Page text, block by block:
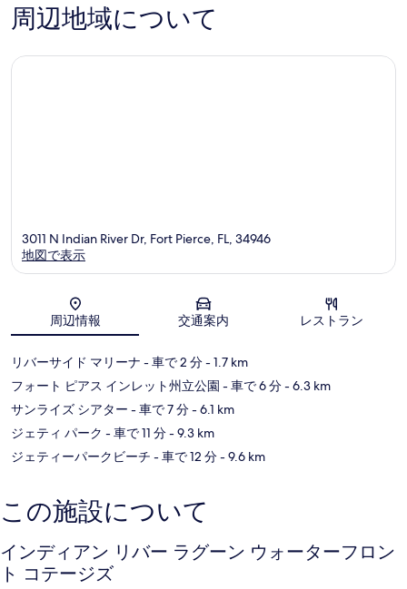
コ
ミ周辺地域について
地図
3011 N Indian River Dr, Fort Pierce, FL, 34946
地図で表示
周辺情報 交通案内 レストラン
リバーサイド マリーナ - 車で 2 分- 1.7 km
フォート ピアス インレット州立公園 - 車で 6 分- 6.3 km
サンライズ シアター - 車で 7 分- 6.1 km
ジェティ パーク - 車で 11 分- 9.3 km
ジェティーパークビーチ - 車で 12 分- 9.6 km
この施設について
インディアン リバー ラグーン ウォーターフロン
ト コテージズ